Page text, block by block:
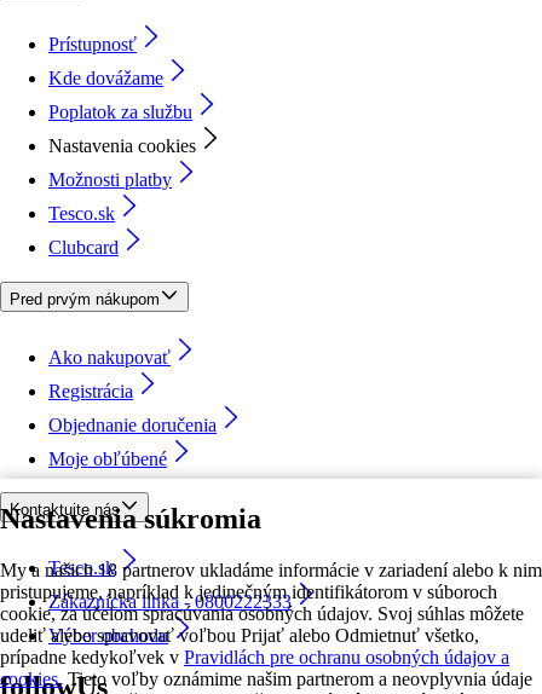
Nastavenia súkromia
My a našich 18 partnerov ukladáme informácie v zariadení alebo k nim
pristupujeme, napríklad k jedinečným identifikátorom v súboroch
cookie, za účelom spracúvania osobných údajov. Svoj súhlas môžete
udeliť alebo spravovať voľbou Prijať alebo Odmietnuť všetko,
prípadne kedykoľvek v Pravidlách pre ochranu osobných údajov a
cookies. Tieto voľby oznámime našim partnerom a neovplyvnia údaje
Prístupnosť
Kde dovážame
Poplatok za službu
Nastavenia cookies
Možnosti platby
Tesco.sk
Clubcard
Pred prvým nákupom
Ako nakupovať
Registrácia
Objednanie doručenia
Moje obľúbené
Kontaktujte nás
Tesco.sk
Zákaznícka linka - 0800222333
Výber obchodu
followUs